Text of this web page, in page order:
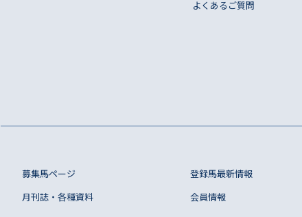
よくあるご質問
募集馬ページ
登録馬最新情報
月刊誌・各種資料 会員情報